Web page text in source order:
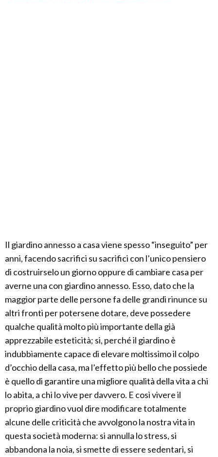
Il giardino annesso a casa viene spesso “inseguito” per
anni, facendo sacrifici su sacrifici con l’unico pensiero
di costruirselo un giorno oppure di cambiare casa per
averne una con giardino annesso. Esso, dato che la
maggior parte delle persone fa delle grandi rinunce su
altri fronti per potersene dotare, deve possedere
qualche qualità molto più importante della già
apprezzabile esteticità; si, perché il giardino è
indubbiamente capace di elevare moltissimo il colpo
d’occhio della casa, ma l’effetto più bello che possiede
è quello di garantire una migliore qualità della vita a chi
lo abita, a chi lo vive per davvero. E così vivere il
proprio giardino vuol dire modificare totalmente
alcune delle criticità che avvolgono la nostra vita in
questa società moderna: si annulla lo stress, si
abbandona la noia, si smette di essere sedentari, si